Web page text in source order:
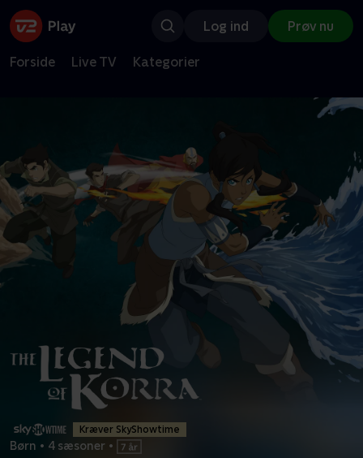
Log ind Prøv nu
Forside Live TV Kategorier
Kræver SkyShowtime
Børn • 4 sæsoner •